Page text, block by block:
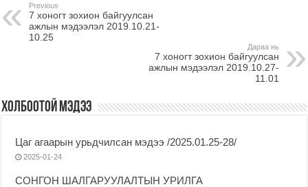
Previous
7 хоногт зохион байгуулсан
ажлын мэдээлэл 2019.10.21-
10.25
Дараа нь
7 хоногт зохион байгуулсан
ажлын мэдээлэл 2019.10.27-
11.01
Холбоотой мэдээ
Цаг агаарын урьдчилсан мэдээ /2025.01.25-28/
2025-01-24
СОНГОН ШАЛГАРУУЛАЛТЫН УРИЛГА